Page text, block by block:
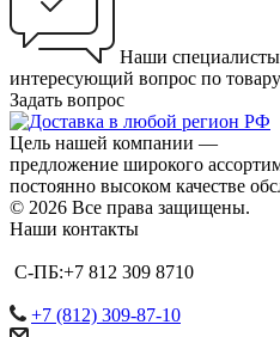
Наши
интересующий вопрос по товару
Задать вопрос
Цель нашей компании —
предложение широкого
постоянно высоком качестве
© 2026 Все права защищены.
Наши контакты
С-ПБ:+7 812 309 8710
+7 (812) 309-87-10